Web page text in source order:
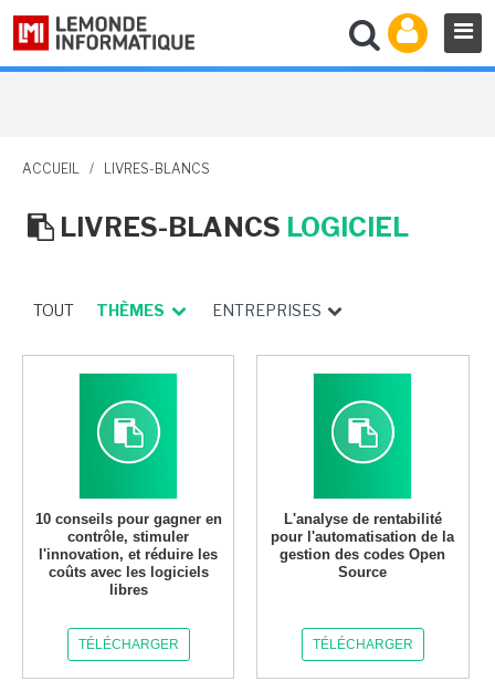
ACCUEIL / LIVRES-BLANCS
LIVRES-BLANCS LOGICIEL
TOUT THÈMES ENTREPRISES
10 conseils pour gagner en
contrôle, stimuler
l'innovation, et réduire les
coûts avec les logiciels
libres
TÉLÉCHARGER
L'analyse de rentabilité
pour l'automatisation de la
gestion des codes Open
Source
TÉLÉCHARGER